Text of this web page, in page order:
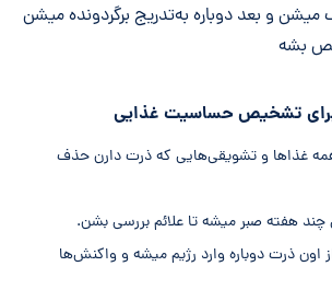
و بعد دوباره به‌تدریج برگردونده میشن
بشه
تشخیص حساسیت غذایی
غذاها و تشویقی‌هایی که ذرت دارن حذف
چند هفته صبر میشه تا علائم بررسی بشن.
اون ذرت دوباره وارد رژیم میشه و واکنش‌ها